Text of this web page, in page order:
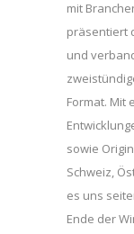
mit
präsentiert
und
Format. Mit
sowie
Schweiz,
es uns
Ende der